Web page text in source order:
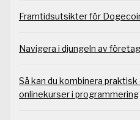
Framtidsutsikter för
Navigera i djungeln av
Så kan du kombinera
onlinekurser i programmering